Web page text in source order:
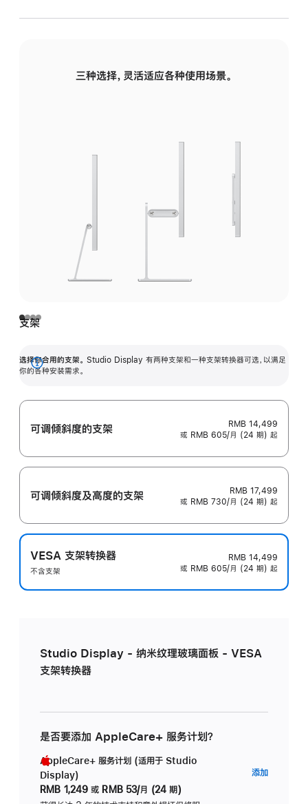
三种选择，灵活适应各种使用场景。
支架
选择你合用的支架。 Studio Display 有两种支架和一种支架转换器可选，以满足
你的各种安装需求。
展
可调倾斜度的支架
RMB 14,499
或 RMB 605/月 (24 期) 起
可调倾斜度及高‍度的支‍架
RMB 17,499
或 RMB 730/月 (24 期) 起
VESA 支架转换器
不含支架
RMB 14,499
或 RMB 605/月 (24 期) 起
Studio Display - 纳米纹理玻璃面板 - VESA
支架转换器
是否要添加 AppleCare+ 服务计划？
AppleCare+ 服务计划 (适用于 Studio
Display)
RMB 1,249 或 RMB 53/月 (24 期)
添加